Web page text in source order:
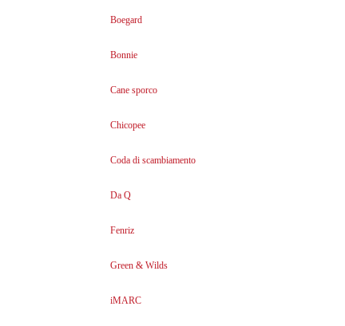
Boegard
Bonnie
Cane sporco
Chicopee
Coda di scambiamento
Da Q
Fenriz
Green & Wilds
iMARC